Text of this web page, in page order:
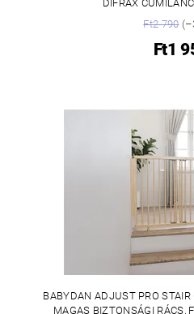
DIFRAX
Ft2 790
Ft1
BABYDAN ADJUST PRO
MAGAS BIZTONSÁGI RÁCS,